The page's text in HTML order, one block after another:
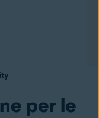
per le